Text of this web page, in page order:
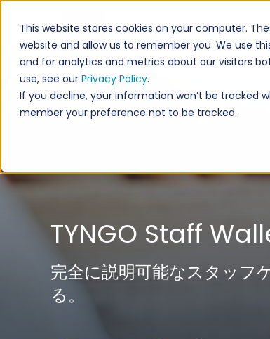
This website stores cookies on your computer.
website and allow us to remember you. We use
and for analytics and metrics about our visitors
use, see our Privacy Policy.
If you decline, your information won’t be tracked
member your preference not to be tracked.
TYNGO Staff
完全に説明可能なスタッフ
る。